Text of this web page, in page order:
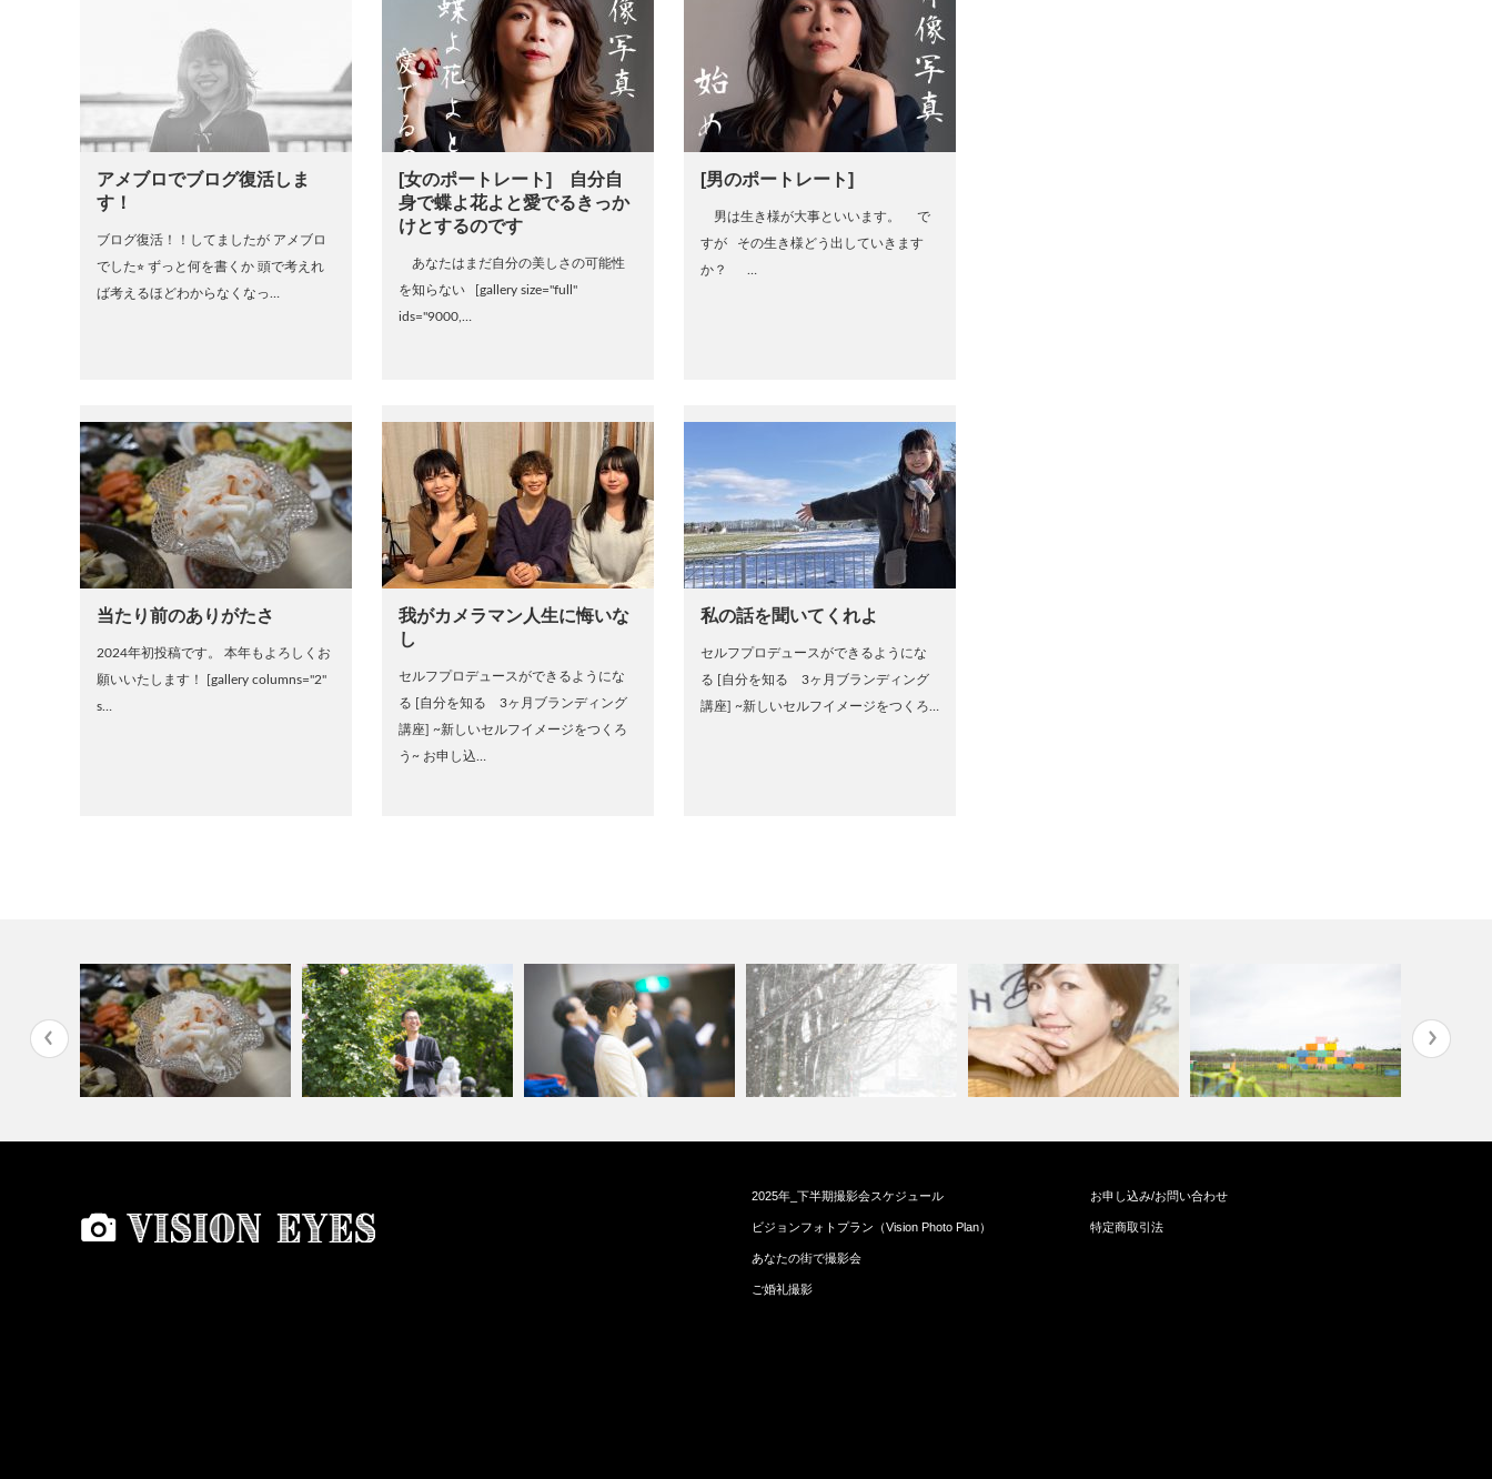
アメブロでブログ復活しま
す！
ブログ復活！！してましたが アメブロ
でした⭐︎ ずっと何を書くか 頭で考えれ
ば考えるほどわからなくなっ…
[女のポートレート] 自分自
身で蝶よ花よと愛でるきっか
けとするのです
あなたはまだ自分の美しさの可能性
を知らない [gallery size="full"
ids="9000,…
[男のポートレート]
男は生き様が大事といいます。 で
すが その生き様どう出していきます
か？ …
当たり前のありがたさ
2024年初投稿です。 本年もよろしくお
願いいたします！ [gallery columns="2"
s…
我がカメラマン人生に悔いな
し
セルフプロデュースができるようにな
る [自分を知る 3ヶ月ブランディング
講座] ~新しいセルフイメージをつくろ
う~ お申し込…
私の話を聞いてくれよ
セルフプロデュースができるようにな
る [自分を知る 3ヶ月ブランディング
講座] ~新しいセルフイメージをつくろ…
ん向け〜 レ…
インスタも今年は頑張るよ！
2025年_下半期撮影会スケジュール
ビジョンフォトプラン（Vision Photo Plan）
あなたの街で撮影会
ご婚礼撮影
お申し込み/お問い合わせ
特定商取引法